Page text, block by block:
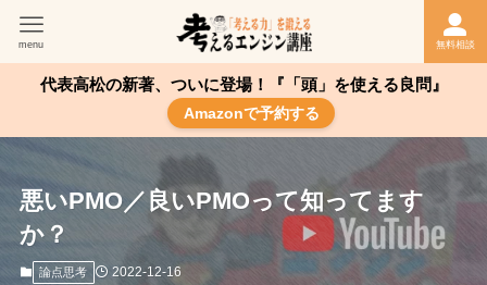
無料相談
menu
代表高松の新著、ついに登場！『「頭」を使える良問』
Amazonで予約する
悪いPMO／良いPMOって知ってます
か？
論点思考 2022-12-16